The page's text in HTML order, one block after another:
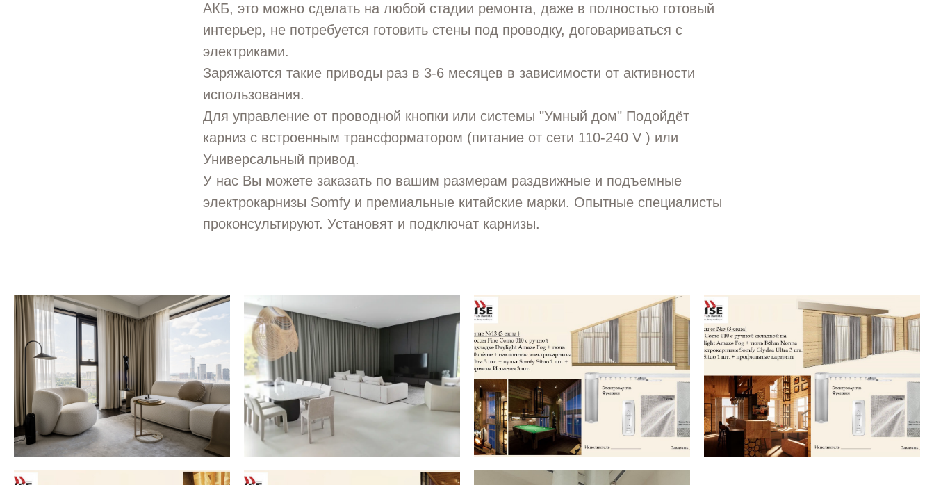
АКБ, это можно сделать на любой стадии ремонта, даже в полностью готовый
интерьер, не потребуется готовить стены под проводку, договариваться с
электриками.
Заряжаются такие приводы раз в 3-6 месяцев в зависимости от активности
использования.
Для управление от проводной кнопки или системы "Умный дом" Подойдёт
карниз с встроенным трансформатором (питание от сети 110-240 V ) или
Универсальный привод.
У нас Вы можете заказать по вашим размерам раздвижные и подъемные
электрокарнизы Somfy и премиальные китайские марки. Опытные специалисты
проконсультируют. Установят и подключат карнизы.